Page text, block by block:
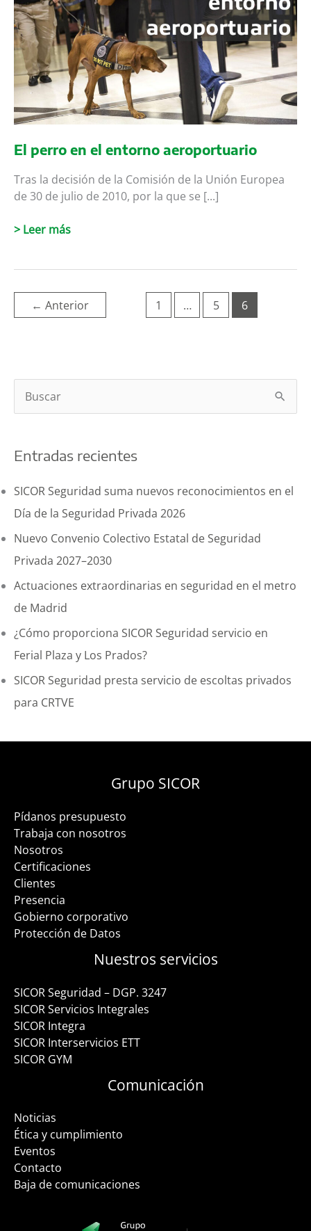
Seguridad
en
el
Día
de
la
Seguridad
Privada
en
Jaén
El perro en el entorno aeroportuario
Tras la decisión de la Comisión de la Unión Europea
de 30 de julio de 2010, por la que se [...]
El
entorno
aeroportuario
> Leer más
← Anterior 1 … 5 6
u
c
o
r
:
Entradas recientes
SICOR Seguridad suma nuevos reconocimientos en el
Día de la Seguridad Privada 2026
Nuevo Convenio Colectivo Estatal de Seguridad
Privada 2027–2030
Actuaciones extraordinarias en seguridad en el metro
de Madrid
¿Cómo proporciona SICOR Seguridad servicio en
Ferial Plaza y Los Prados?
SICOR Seguridad presta servicio de escoltas privados
para CRTVE
Grupo SICOR
Pídanos presupuesto
Trabaja con nosotros
Nosotros
Certificaciones
Clientes
Presencia
Gobierno corporativo
Protección de Datos
Nuestros servicios
SICOR Seguridad – DGP. 3247
SICOR Servicios Integrales
SICOR Integra
SICOR Interservicios ETT
SICOR GYM
Comunicación
Noticias
Ética y cumplimiento
Eventos
Contacto
Baja de comunicaciones